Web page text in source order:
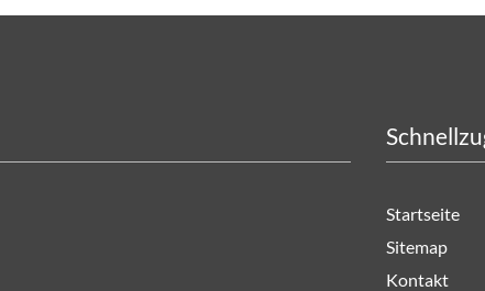
Startseite
Sitemap
Kontakt